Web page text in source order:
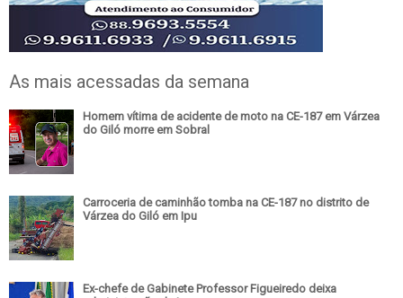
As mais acessadas da semana
Homem vítima de acidente de moto na CE-187 em Várzea
do Giló morre em Sobral
Carroceria de caminhão tomba na CE-187 no distrito de
Várzea do Giló em Ipu
Ex-chefe de Gabinete Professor Figueiredo deixa